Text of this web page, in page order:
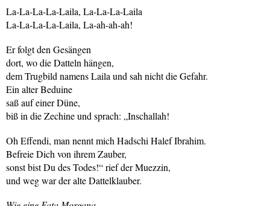
La-La-La-La-Laila, La-La-La-Laila
La-La-La-La-Laila, La-ah-ah-ah!
Er folgt den Gesängen
dort, wo die Datteln hängen,
dem Trugbild namens Laila und sah nicht die Gefahr.
Ein alter Beduine
saß auf einer Düne,
biß in die Zechine und sprach: „Inschallah!
Oh Effendi, man nennt mich Hadschi Halef Ibrahim.
Befreie Dich von ihrem Zauber,
sonst bist Du des Todes!“ rief der Muezzin,
und weg war der alte Dattelklauber.